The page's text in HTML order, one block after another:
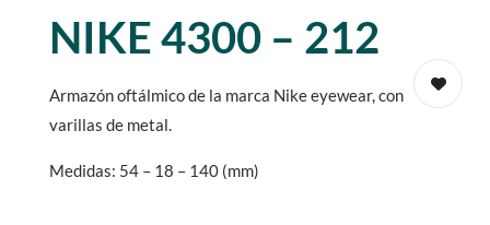
NIKE 4300 – 212
Armazón oftálmico de la marca Nike eyewear, con
varillas de metal.
Medidas: 54 – 18 – 140 (mm)